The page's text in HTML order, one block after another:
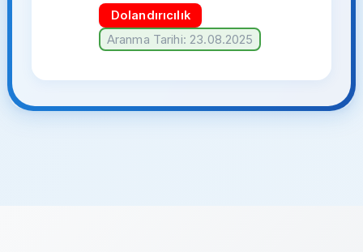
Dolandırıcılık
Aranma Tarihi: 23.08.2025